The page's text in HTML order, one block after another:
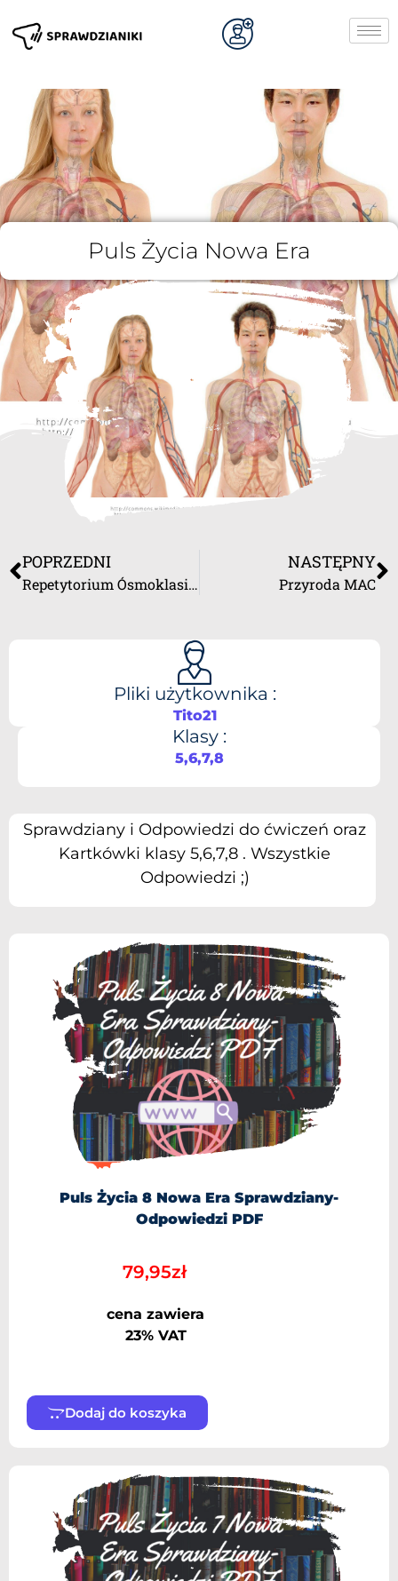
Puls Życia Nowa Era
POPRZEDNI
Repetytorium Ósmoklasisty wiele wydawnictw PDF
NASTĘPNY
Przyroda MAC
Pliki użytkownika :
Tito21
Klasy :
5,6,7,8
Sprawdziany i Odpowiedzi do ćwiczeń oraz
Kartkówki klasy 5,6,7,8 . Wszystkie
Odpowiedzi ;)
Puls Życia 8 Nowa Era Sprawdziany-
Odpowiedzi PDF
79,95zł
cena zawiera
23% VAT
Dodaj do koszyka